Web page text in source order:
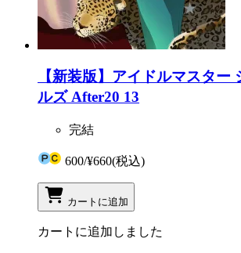
【新装版】アイドルマスター
ルズ After20 13
完結
600/¥660(税込)
カートに追加
カートに追加しました